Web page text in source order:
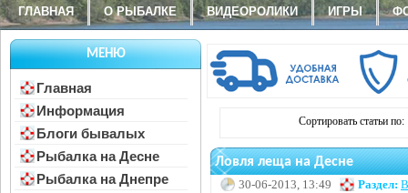
ГЛАВНАЯ О РЫБАЛКЕ ВИДЕОРОЛИКИ ИГРЫ
МЕНЮ
Главная
Информация
Блоги бывалых
Рыбалка на Десне
Рыбалка на Днепре
Сортировать статьи по:
Ловля леща на Десне
30-06-2013, 13:49 Раздел: